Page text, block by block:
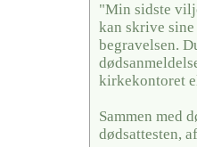
"Min sidste
kan skrive
begravelsen.
kirkekontoret
Sammen med
dødsattesten,